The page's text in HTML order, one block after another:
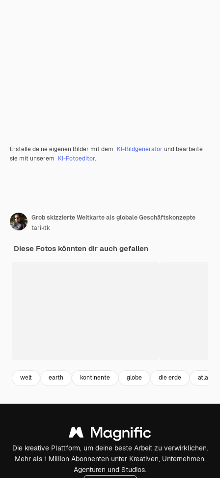
Erstelle deine eigenen Bilder mit dem KI-Bildgenerator und bearbeite
sie mit unserem KI-Fotoeditor.
Grob skizzierte Weltkarte als globale Geschäftskonzepte
tariktk
Diese Fotos könnten dir auch gefallen
welt earth kontinente globe die erde atlas
Die kreative Plattform, um deine beste Arbeit zu verwirklichen.
Mehr als 1 Million Abonnenten unter Kreativen, Unternehmen,
Agenturen und Studios.